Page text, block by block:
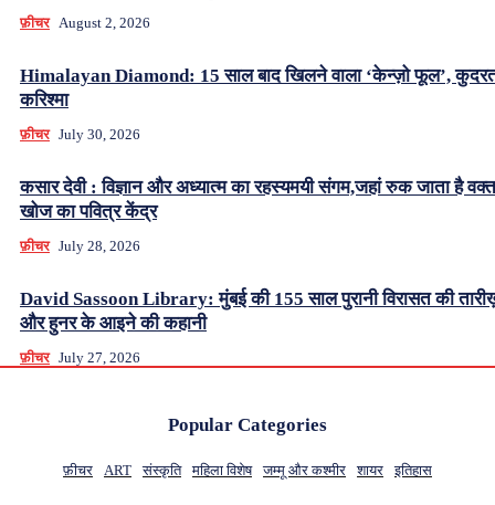
फ़ीचर August 2, 2026
Himalayan Diamond: 15 साल बाद खिलने वाला ‘केन्ज़ो फूल’,
करिश्मा
फ़ीचर July 30, 2026
कसार देवी : विज्ञान और अध्यात्म का रहस्यमयी संगम,जहां रुक जाता है
खोज का पवित्र केंद्र
फ़ीचर July 28, 2026
David Sassoon Library: मुंबई की 155 साल पुरानी विरासत की
और हुनर के आइने की कहानी
फ़ीचर July 27, 2026
Popular Categories
फ़ीचर ART संस्कृति महिला विशेष जम्मू और कश्मीर शायर इतिहास